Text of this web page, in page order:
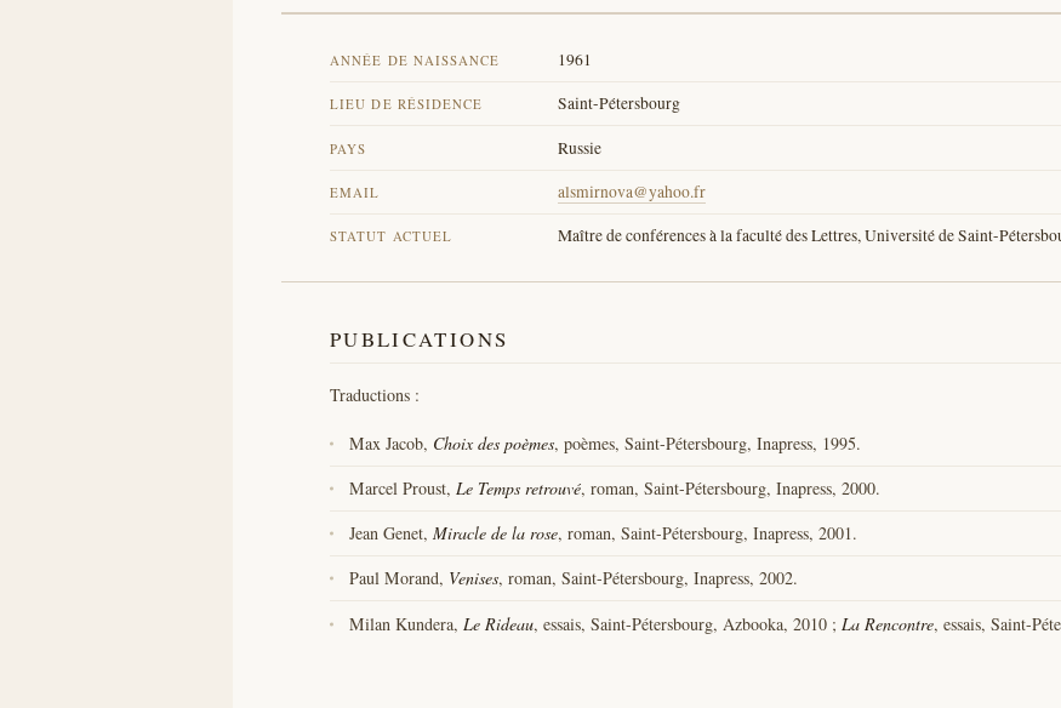
ANNÉE DE NAISSANCE 1961
LIEU DE RÉSIDENCE Saint-Pétersbourg
PAYS Russie
EMAIL alsmirnova@yahoo.fr
STATUT ACTUEL Maître de conférences à la faculté des Lettres, Université de Saint-
PUBLICATIONS
Traductions :
Max Jacob, Choix des poèmes, poèmes, Saint-Pétersbourg, Inapress, 1995.
Marcel Proust, Le Temps retrouvé, roman, Saint-Pétersbourg, Inapress, 2000.
Jean Genet, Miracle de la rose, roman, Saint-Pétersbourg, Inapress, 2001.
Paul Morand, Venises, roman, Saint-Pétersbourg, Inapress, 2002.
Milan Kundera, Le Rideau, essais, Saint-Pétersbourg, Azbooka, 2010 ; La Rencontre, essais, Saint-